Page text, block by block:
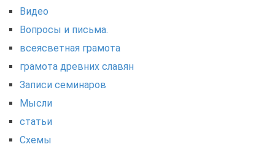
Видео
Вопросы и письма.
всеясветная грамота
грамота древних славян
Записи семинаров
Мысли
статьи
Схемы